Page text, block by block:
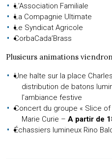
L’Association Familiale
La Compagnie Ultimate
Le Syndicat Agricole
CorbaCada’Brass
Plusieurs animations
Une halte sur la place
distribution de batons
l’ambiance festive
Concert du groupe « Slice of
Marie Curie – A partir de
Échassiers lumineux Rino